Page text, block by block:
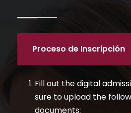
Proceso de Inscripción
Fill out the digital
sure to upload the
documents: